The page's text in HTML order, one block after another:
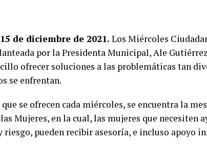
de diciembre de 2021. Los Miércoles
por la Presidenta Municipal, Ale
ofrecer soluciones a las problemáticas tan
se enfrentan.
se ofrecen cada miércoles, se encuentra la
Mujeres, en la cual, las mujeres que necesiten
pueden recibir asesoría, e incluso apoyo